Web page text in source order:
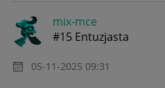
mix-mce
#15 Entuzjasta
‎05-11-2025 09:31